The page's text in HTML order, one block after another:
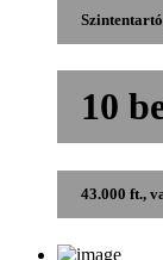
10
43.000 ft.,